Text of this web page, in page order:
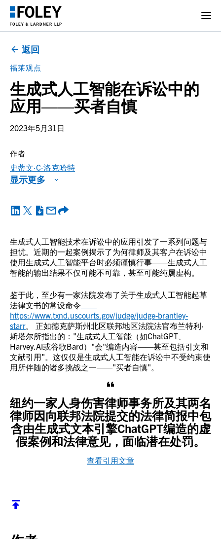
返回
福莱观点
生成式人工智能在诉讼中的
应用——买者自慎
2023年5月31日
生成式人工智能技术在诉讼中的应用引发了一系列问题与
担忧。近期的一起案例揭示了为何律师及其客户在诉讼中
使用生成式人工智能平台时必须谨慎行事——生成式人工
智能的输出结果不仅可能不可靠，甚至可能纯属虚构。
鉴于此，至少有一家法院发布了关于生成式人工智能起草
法律文书的常设命令——
https://www.txnd.uscourts.gov/judge/judge-brantley-
starr。 正如德克萨斯州北区联邦地区法院法官布兰特利·
斯塔尔所指出的："生成式人工智能（如ChatGPT、
Harvey.AI或谷歌Bard）"会"编造内容——甚至包括引文和
文献引用"。这仅仅是生成式人工智能在诉讼中不受约束使
用所伴随的诸多挑战之一——"买者自慎"。
纽约一家人身伤害律师事务所及其两名
律师因向联邦法院提交的法律简报中包
含由生成式文本引擎ChatGPT编造的虚
假案例和法律意见，面临潜在处罚。
查看引用文章
作者
史蒂文·C·洛克哈特
显示更多